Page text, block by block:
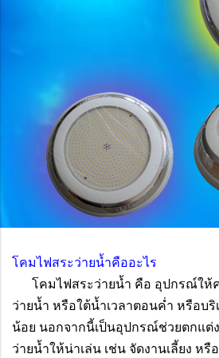
โคมไฟสระว่ายน้ำคืออะไร
โคมไฟสระว่ายน้ำ คือ อุปกรณ์ให้
ว่ายน้ำ หรือใต้น้ำเวลาตอนค่ำ หรือบ
น้อย นอกจากนี้เป็นอุปกรณ์ช่วยตกแต่
ว่ายน้ำให้น่าเล่น เช่น จัดงานเลี้ยง หรื